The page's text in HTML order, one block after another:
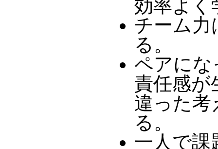
効率よく
チーム
る。
ペアにな
責任感が
違った考
る。
一人で課